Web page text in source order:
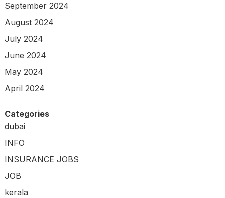
September 2024
August 2024
July 2024
June 2024
May 2024
April 2024
Categories
dubai
INFO
INSURANCE JOBS
JOB
kerala